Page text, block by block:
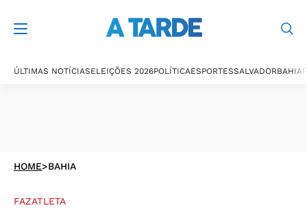
ÚLTIMAS NOTÍCIASELEIÇÕES 2026POLÍTICAESPORTESSALVADORBAHIA
HOME>BAHIA
FAZATLETA